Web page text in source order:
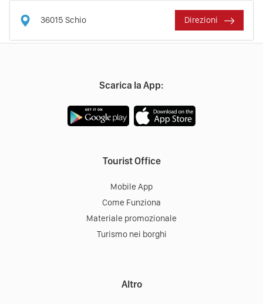
36015 Schio Direzioni
Scarica la App:
Tourist Office
Mobile App
Come Funziona
Materiale promozionale
Turismo nei borghi
Altro